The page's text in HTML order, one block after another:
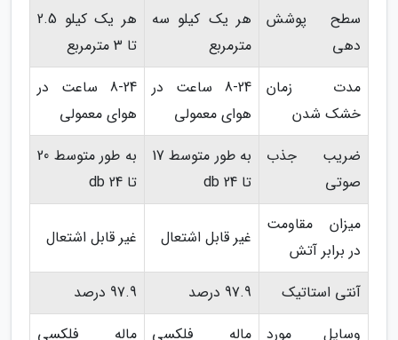
سطح پوشش
دهی
هر یک کیلو سه
مترمربع
هر یک کیلو 2.5
تا 3 مترمربع
مدت زمان
خشک شدن
8-24 ساعت در
هوای معمولی
8-24 ساعت در
هوای معمولی
ضریب جذب
صوتی
به طور متوسط 17
تا 24 db
به طور متوسط 20
تا 24 db
میزان مقاومت
در برابر آتش
غیر قابل اشتعال غیر قابل اشتعال
آنتی استاتیک 97.9 درصد
97.9 درصد
وسایل مورد
ماله فلکسی
ماله فلکسی